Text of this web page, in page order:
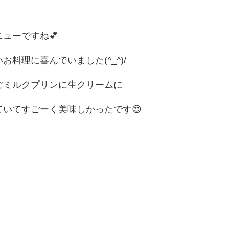
ーですね💕
料理に喜んでいました(^_^)/
ルクプリンに生クリームに
てすごーく美味しかったです😍